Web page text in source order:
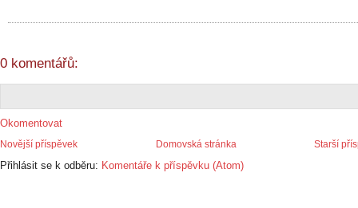
0 komentářů:
Okomentovat
Novější příspěvek Starší
Domovská stránka
Přihlásit se k odběru: Komentáře k příspěvku (Atom)